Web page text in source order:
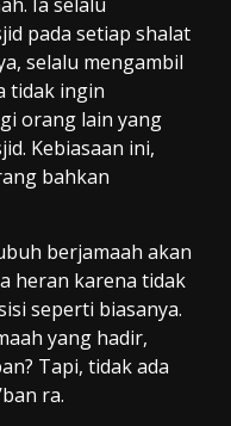
pada setiap shalat
selalu mengambil
tidak ingin
orang lain yang
Kebiasaan ini,
bahkan
berjamaah akan
heran karena tidak
seperti biasanya.
yang hadir,
Tapi, tidak ada
ra.